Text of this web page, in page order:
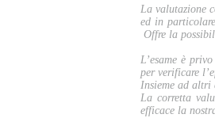
La valutazione
ed in
Offre la
L’esame è
per verificare
Insieme ad altri
La corretta
efficace la